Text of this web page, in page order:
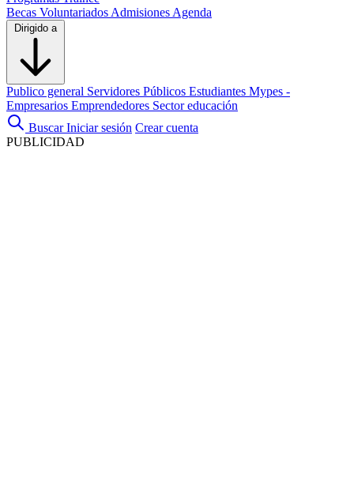
Becas Voluntariados Admisiones Agenda
Dirigido a
Publico general Servidores Públicos Estudiantes Mypes -
Empresarios Emprendedores Sector educación
Buscar Iniciar sesión Crear cuenta
PUBLICIDAD